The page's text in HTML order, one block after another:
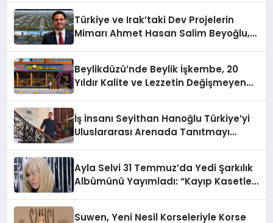
Türkiye ve Irak’taki Dev Projelerin
Mimarı Ahmet Hasan Salim Beyoğlu,
Hayata Geçirecek
Beylikdüzü’nde Beylik İşkembe, 20
Yıldır Kalite ve Lezzetin Değişmeyen
İş İnsanı Seyithan Hanoğlu Türkiye’yi
Uluslararası Arenada Tanıtmayı
Ayla Selvi 31 Temmuz’da Yedi Şarkılık
Albümünü Yayımladı: “Kayıp Kasetler
Suwen, Yeni Nesil Korseleriyle Korse